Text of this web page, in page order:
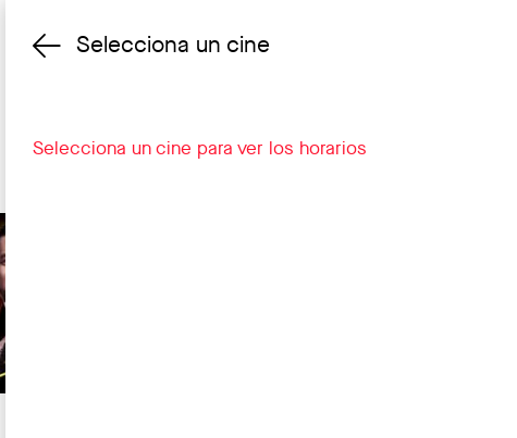
Cambiar cine
Selecciona un cine
Selecciona un cine para ver los horarios